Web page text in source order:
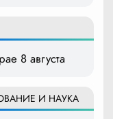
8 августа
И НАУКА